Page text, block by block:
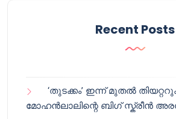
Recent Posts
‘തുടക്കം’ ഇന്ന് മുതൽ
മോഹൻലാലിന്റെ ബിഗ് സ്ക്രീൻ